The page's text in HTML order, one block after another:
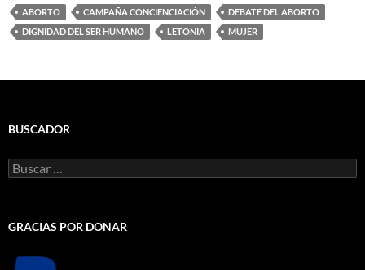
ABORTO CAMPAÑA CONCIENCIACIÓN
DEBATE DEL ABORTO
DIGNIDAD DEL SER HUMANO
LETONIA MUJER
BUSCADOR
Buscar:
GRACIAS POR DONAR